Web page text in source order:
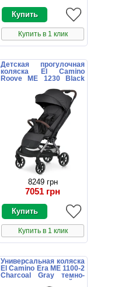
Купить в 1 клик
Детская прогулочная
коляска El Camino
Roove ME 1230 Black
8249 грн
7051 грн
Купить в 1 клик
Универсальная коляска
El Camino Era ME 1100-2
Charcoal Gray темно-
серая с люлькой и